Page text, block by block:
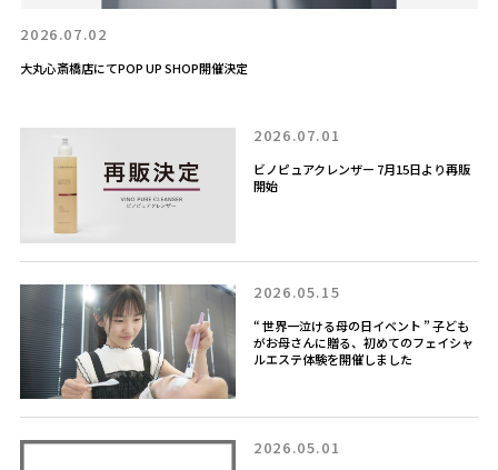
2026.07.02
大丸心斎橋店にてPOP UP SHOP開催決定
2026.07.01
ビノピュアクレンザー 7月15日より再販
開始
2026.05.15
“ 世界一泣ける母の日イベント ” 子ども
がお母さんに贈る、初めてのフェイシャ
ルエステ体験を開催しました
2026.05.01